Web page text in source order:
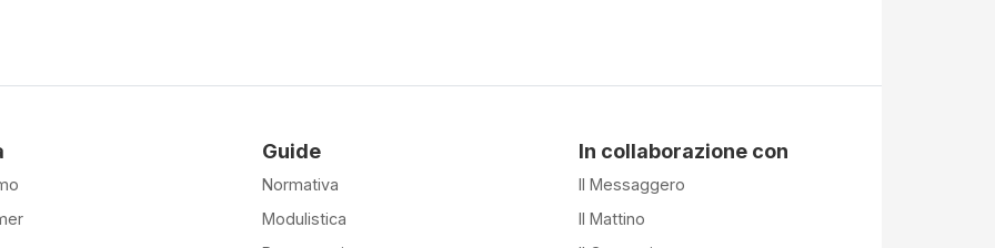
Guide
Normativa
Modulistica
In collaborazione con
Il Messaggero
Il Mattino